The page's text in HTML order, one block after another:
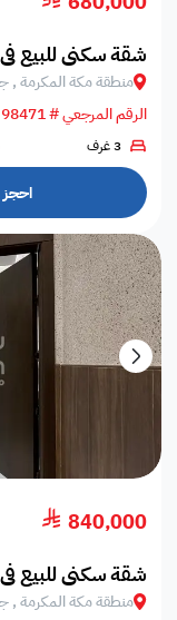
شقة سكني للبيع
منطقة مكة المكرمة ,
الرقم المرجعي # 98471
3 غرف
840,000
شقة سكني للبيع
منطقة مكة المكرمة ,